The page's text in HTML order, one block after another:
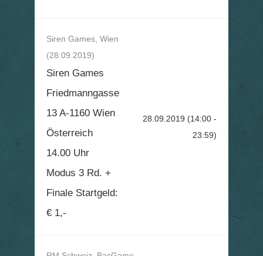
Siren Games, Wien
(28.09.2019)
Siren Games
Friedmanngasse
13 A-1160 Wien
Österreich
14.00 Uhr
Modus 3 Rd. +
Finale Startgeld:
€ 1,-
28.09.2019 (14:00 -
23:59)